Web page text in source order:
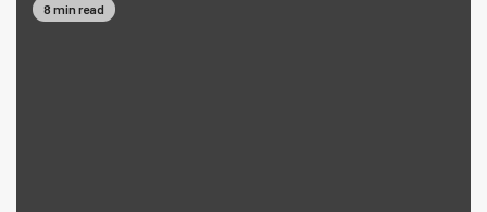
8 min read